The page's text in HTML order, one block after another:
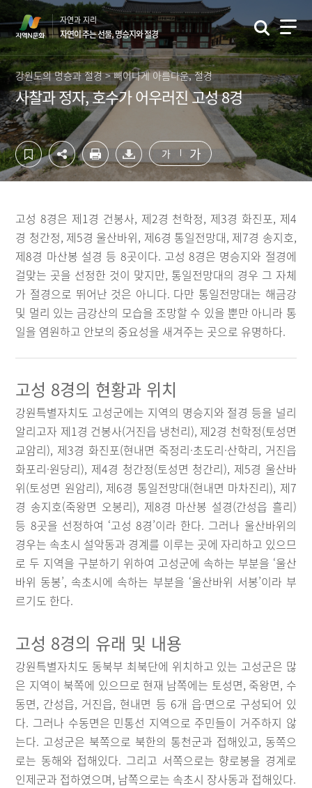
텐
츠
영
역
바
로
가
기
단
영
역
바
로
가
기
자연과 지리
자연이 주는 선물, 명승지와 절경
강원도의 명승과 절경 > 빼어나게 아름다운, 절경
사찰과 정자, 호수가 어우러진 고성 8경
가 가
고성 8경은 제1경 건봉사, 제2경 천학정, 제3경 화진포, 제4
경 청간정, 제5경 울산바위, 제6경 통일전망대, 제7경 송지호,
제8경 마산봉 설경 등 8곳이다. 고성 8경은 명승지와 절경에
걸맞는 곳을 선정한 것이 맞지만, 통일전망대의 경우 그 자체
가 절경으로 뛰어난 것은 아니다. 다만 통일전망대는 해금강
및 멀리 있는 금강산의 모습을 조망할 수 있을 뿐만 아니라 통
일을 염원하고 안보의 중요성을 새겨주는 곳으로 유명하다.
고성 8경의 현황과 위치
강원특별자치도 고성군에는 지역의 명승지와 절경 등을 널리
알리고자 제1경 건봉사(거진읍 냉천리), 제2경 천학정(토성면
교암리), 제3경 화진포(현내면 죽정리·초도리·산학리, 거진읍
화포리·원당리), 제4경 청간정(토성면 청간리), 제5경 울산바
위(토성면 원암리), 제6경 통일전망대(현내면 마차진리), 제7
경 송지호(죽왕면 오봉리), 제8경 마산봉 설경(간성읍 흘리)
등 8곳을 선정하여 ‘고성 8경’이라 한다. 그러나 울산바위의
경우는 속초시 설악동과 경계를 이루는 곳에 자리하고 있으므
로 두 지역을 구분하기 위하여 고성군에 속하는 부분을 ‘울산
바위 동봉’, 속초시에 속하는 부분을 ‘울산바위 서봉’이라 부
르기도 한다.
고성 8경의 유래 및 내용
강원특별자치도 동북부 최북단에 위치하고 있는 고성군은 많
은 지역이 북쪽에 있으므로 현재 남쪽에는 토성면, 죽왕면, 수
동면, 간성읍, 거진읍, 현내면 등 6개 읍·면으로 구성되어 있
다. 그러나 수동면은 민통선 지역으로 주민들이 거주하지 않
는다. 고성군은 북쪽으로 북한의 통천군과 접해있고, 동쪽으
로는 동해와 접해있다. 그리고 서쪽으로는 향로봉을 경계로
인제군과 접하였으며, 남쪽으로는 속초시 장사동과 접해있다.